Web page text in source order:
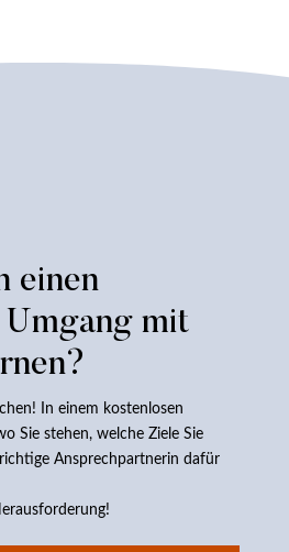
einen
Umgang mit
In einem kostenlosen
Sie stehen, welche Ziele Sie
Ansprechpartnerin dafür